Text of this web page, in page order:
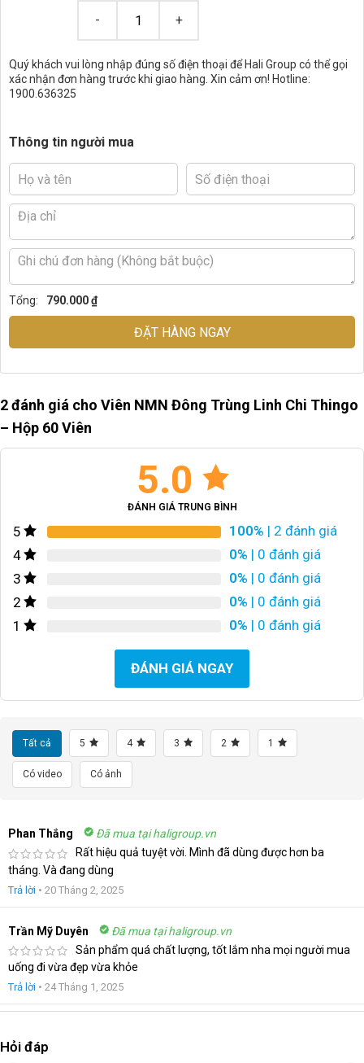
Quý khách vui lòng nhập đúng số điện thoại để Hali Group có thể gọi
xác nhận đơn hàng trước khi giao hàng. Xin cảm ơn! Hotline:
1900.636325
Thông tin người mua
Tổng: 790.000 ₫
ĐẶT HÀNG NGAY
2 đánh giá cho Viên NMN Đông Trùng Linh Chi Thingo
– Hộp 60 Viên
5.0
ĐÁNH GIÁ TRUNG BÌNH
5 100% | 2 đánh giá
4
0% | 0 đánh giá
3
0% | 0 đánh giá
2
0% | 0 đánh giá
1
0% | 0 đánh giá
ĐÁNH GIÁ NGAY
Tất cả 5 4 3 2 1
Có video Có ảnh
Phan Thắng
Đã mua tại haligroup.vn
Rất hiệu quả tuyệt vời. Mình đã dùng được hơn ba
tháng. Và đang dùng
Trả lời • 20 Tháng 2, 2025
Trần Mỹ Duyên
Đã mua tại haligroup.vn
Sản phẩm quá chất lượng, tốt lắm nha mọi người mua
uống đi vừa đẹp vừa khỏe
Trả lời • 24 Tháng 1, 2025
Hỏi đáp